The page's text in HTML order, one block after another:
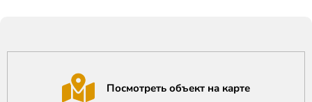
Посмотреть объект на карте